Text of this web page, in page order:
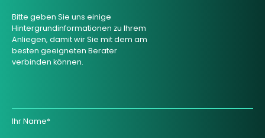
Bitte geben Sie uns einige
Hintergrundinformationen zu Ihrem
Anliegen, damit wir Sie mit dem am
besten geeigneten Berater
verbinden können.
Ihr Name*